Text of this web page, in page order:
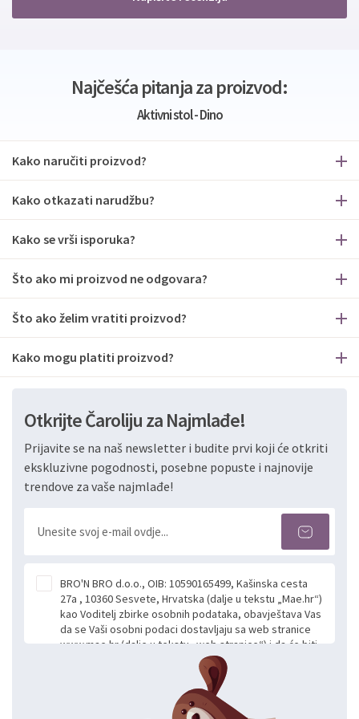
Najčešća pitanja za proizvod:
Aktivni stol - Dino
Kako naručiti proizvod?
Kako otkazati narudžbu?
Kako se vrši isporuka?
Što ako mi proizvod ne odgovara?
Što ako želim vratiti proizvod?
Kako mogu platiti proizvod?
Otkrijte Čaroliju za Najmlađe!
Prijavite se na naš newsletter i budite prvi koji će otkriti
ekskluzivne pogodnosti, posebne popuste i najnovije
trendove za vaše najmlađe!
BRO'N BRO d.o.o., OIB: 10590165499, Kašinska cesta
27a , 10360 Sesvete, Hrvatska (dalje u tekstu „Mae.hr“)
kao Voditelj zbirke osobnih podataka, obavještava Vas
da se Vaši osobni podaci dostavljaju sa web stranice
www.mae.hr (dalje u tekstu „web stranice“) i da će biti
obrađeni. Prihvaćanjem ove Izjave smatra se da
slobodno i izričito dajete privolu za prikupljanje i daljnju
obradu Vaših osobnih podataka koje ustupate Mae.hr
putem ovih web stranica u svrhu odgovora i daljnje